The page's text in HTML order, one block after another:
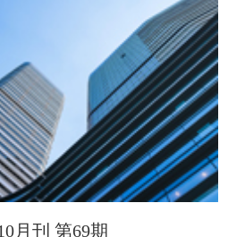
月刊 第69期